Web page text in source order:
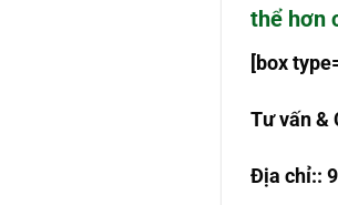
thể hơn
[box
Tưvấn &
Địa chỉ::